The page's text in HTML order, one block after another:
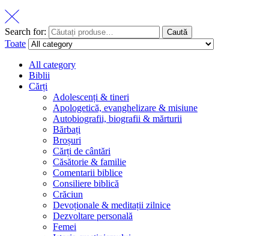
Search for: Caută
Toate
All category
Biblii
Cărți
Adolescenți & tineri
Apologetică, evanghelizare & misiune
Autobiografii, biografii & mărturii
Bărbați
Broșuri
Cărți de cântări
Căsătorie & familie
Comentarii biblice
Consiliere biblică
Crăciun
Devoționale & meditații zilnice
Dezvoltare personală
Femei